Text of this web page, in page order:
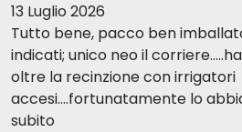
13 Luglio 2026
Tutto bene, pacco ben
indicati; unico neo il
oltre la recinzione con irrigatori
accesi....fortunatamente lo
subito